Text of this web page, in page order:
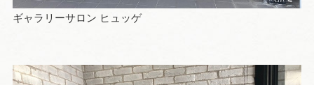
ギャラリーサロン ヒュッゲ